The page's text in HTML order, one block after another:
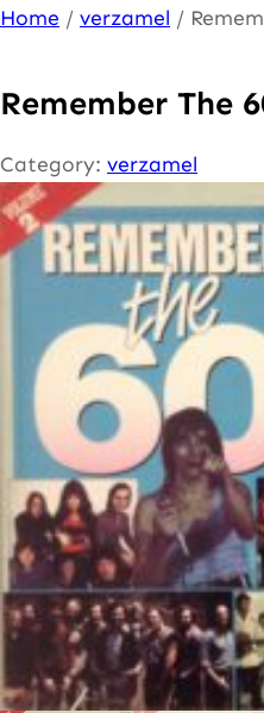
Ga
de
inhoud
Home / verzamel /
Remember The
Category: verzamel